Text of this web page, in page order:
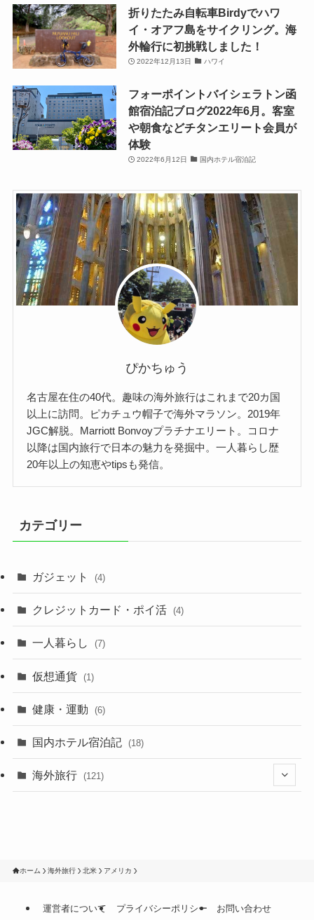
折りたたみ自転車Birdyでハワ
イ・オアフ島をサイクリング。海
外輪行に初挑戦しました！
2022年12月13日 ハワイ
フォーポイントバイシェラトン函
館宿泊記ブログ2022年6月。客室
や朝食などチタンエリート会員が
体験
2022年6月12日 国内ホテル宿泊記
ぴかちゅう
名古屋在住の40代。趣味の海外旅行はこれまで20カ国
以上に訪問。ピカチュウ帽子で海外マラソン。2019年
JGC解脱。Marriott Bonvoyプラチナエリート。コロナ
以降は国内旅行で日本の魅力を発掘中。一人暮らし歴
20年以上の知恵やtipsも発信。
カテゴリー
ガジェット (4)
クレジットカード・ポイ活 (4)
一人暮らし (7)
仮想通貨 (1)
健康・運動 (6)
国内ホテル宿泊記 (18)
海外旅行 (121)
(8)
(39)
ホーム 海外旅行 北米 アメリカ
運営者について プライバシーポリシー お問い合わせ